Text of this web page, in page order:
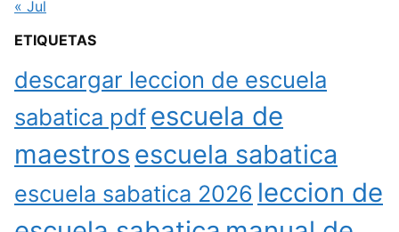
« Jul
ETIQUETAS
descargar leccion de escuela
sabatica pdfescuela de
maestros escuela sabatica
escuela sabatica 2026 leccion de